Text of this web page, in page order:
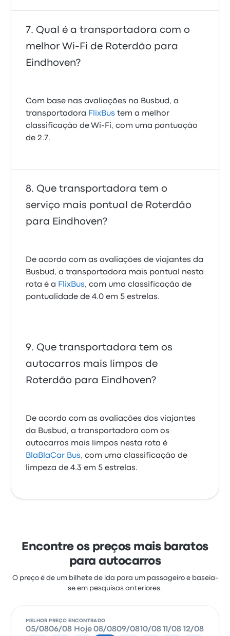
Qual é a transportadora com o
melhor Wi-Fi de Roterdão para
Eindhoven?
Com base nas avaliações na Busbud, a
transportadora FlixBus tem a melhor
classificação de Wi‑Fi, com uma pontuação
de 2.7.
Que transportadora tem o
serviço mais pontual de Roterdão
para Eindhoven?
De acordo com as avaliações de viajantes da
Busbud, a transportadora mais pontual nesta
rota é a FlixBus, com uma classificação de
pontualidade de 4.0 em 5 estrelas.
Que transportadora tem os
autocarros mais limpos de
Roterdão para Eindhoven?
De acordo com as avaliações dos viajantes
da Busbud, a transportadora com os
autocarros mais limpos nesta rota é
BlaBlaCar Bus, com uma classificação de
limpeza de 4.3 em 5 estrelas.
Encontre os preços mais baratos
para autocarros
O preço é de um bilhete de ida para um passageiro e baseia-
se em pesquisas anteriores.
MELHOR PREÇO ENCONTRADO
05/0806/08 Hoje 08/0809/0810/08 11/08 12/08